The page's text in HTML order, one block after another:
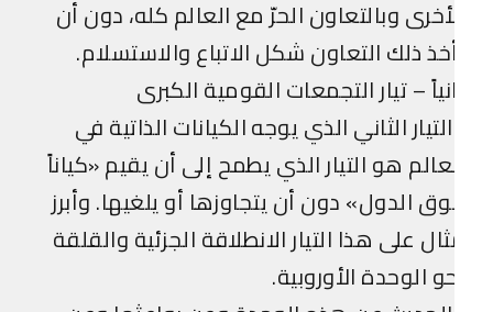
وبالتعاون الحرّ مع العالم كله، دون أن
ذلك التعاون شكل الاتباع والاستسلام.
– تيار التجمعات القومية الكبرى
الثاني الذي يوجه الكيانات الذاتية في
هو التيار الذي يطمح إلى أن يقيم «كياناً
الدول» دون أن يتجاوزها أو يلغيها. وأبرز
على هذا التيار الانطلاقة الجزئية والقلقة
الوحدة الأوروبية.